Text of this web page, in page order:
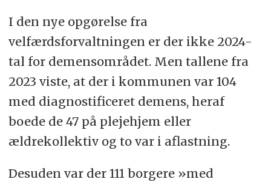
I den nye opgørelse fra
velfærdsforvaltningen er der ikke 2024-
tal for demensområdet. Men tallene fra
2023 viste, at der i kommunen var 104
med diagnostificeret demens, heraf
boede de 47 på plejehjem eller
ældrekollektiv og to var i aflastning.
Desuden var der 111 borgere »med